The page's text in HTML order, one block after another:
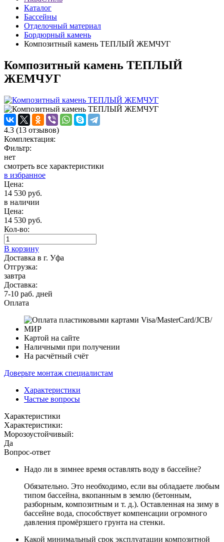
Каталог
Бассейны
Отделочный материал
Бордюрный камень
Композитный камень ТЕПЛЫЙ ЖЕМЧУГ
Композитный камень ТЕПЛЫЙ
ЖЕМЧУГ
4.3 (13 отзывов)
Комплектация:
Фильтр:
нет
смотреть все характеристики
в избранное
Цена:
14 530 руб.
в наличии
Цена:
14 530 руб.
Кол-во:
В корзину
Доставка в г. Уфа
Отгрузка:
завтра
Доставка:
7-10 раб. дней
Оплата
Картой на сайте
Наличными при получении
На расчётный счёт
Доверьте монтаж специалистам
Характеристики
Частые вопросы
Характеристики
Характеристики:
Морозоустойчивый:
Да
Вопрос-ответ
Надо ли в зимнее время оставлять воду в бассейне?
Обязательно. Это необходимо, если вы обладаете любым
типом бассейна, вкопанным в землю (бетонным,
разборным, композитным и т. д.). Оставленная на зиму в
бассейне вода, способствует компенсации огромного
давления промёрзшего грунта на стенки.
Какой минимальный срок эксплуатации композитной